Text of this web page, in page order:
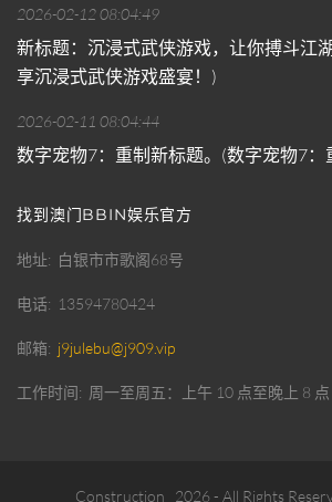
2026-02-12 08:04:49
新标题：沉浸式武侠游戏，让你搏斗江
享沉浸式武侠游戏盛宴！)
2026-02-11 08:04:44
数字宠物7：重制新标题。(数字宠物7：
找到澳门BBIN娱乐官方
地址 白银市市歌阁68号
电话 13594780424
邮箱 j9julebu@j909.vip
工作时间 周一至周五：上午 10 点至晚上 8 点
Construction 2026- All Rights